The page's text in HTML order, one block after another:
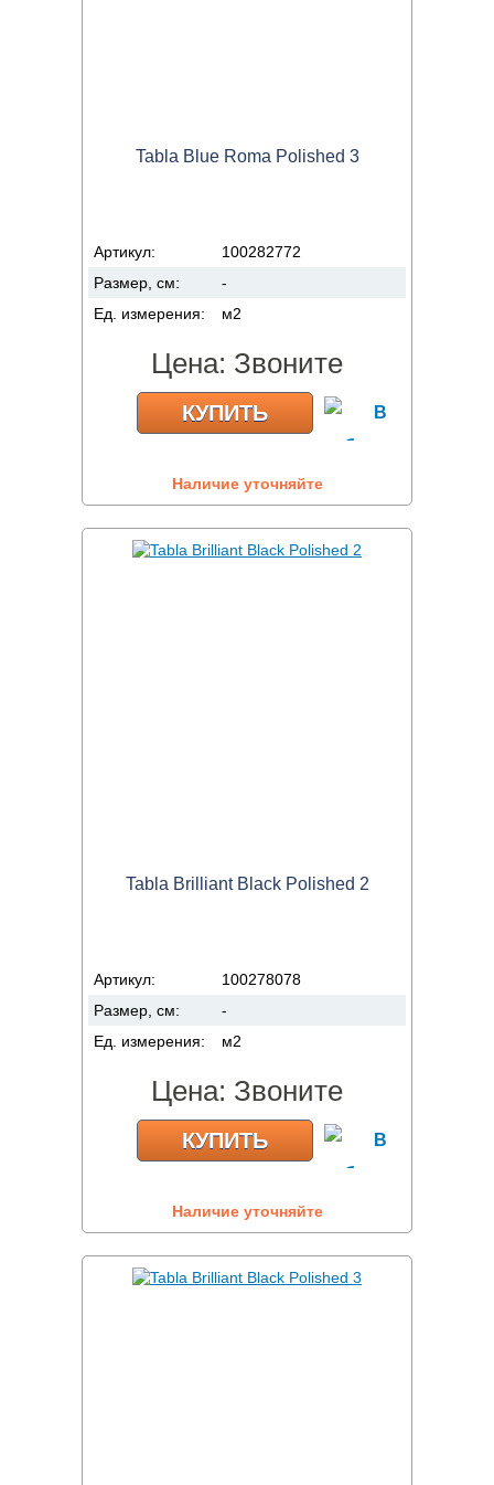
Tabla Blue Roma Polished 3
Артикул:
100282772
Размер, см:
-
Ед. измерения:
м2
Цена: Звоните
КУПИТЬ
Наличие уточняйте
Tabla Brilliant Black Polished 2
Артикул:
100278078
Размер, см:
-
Ед. измерения:
м2
Цена: Звоните
КУПИТЬ
Наличие уточняйте